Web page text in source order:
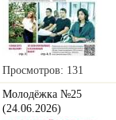
Просмотров: 131
Молодёжка №25
(24.06.2026)